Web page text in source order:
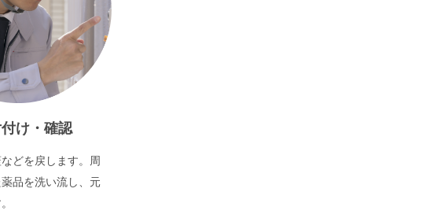
付け・確認
どを戻します。周
品を洗い流し、元